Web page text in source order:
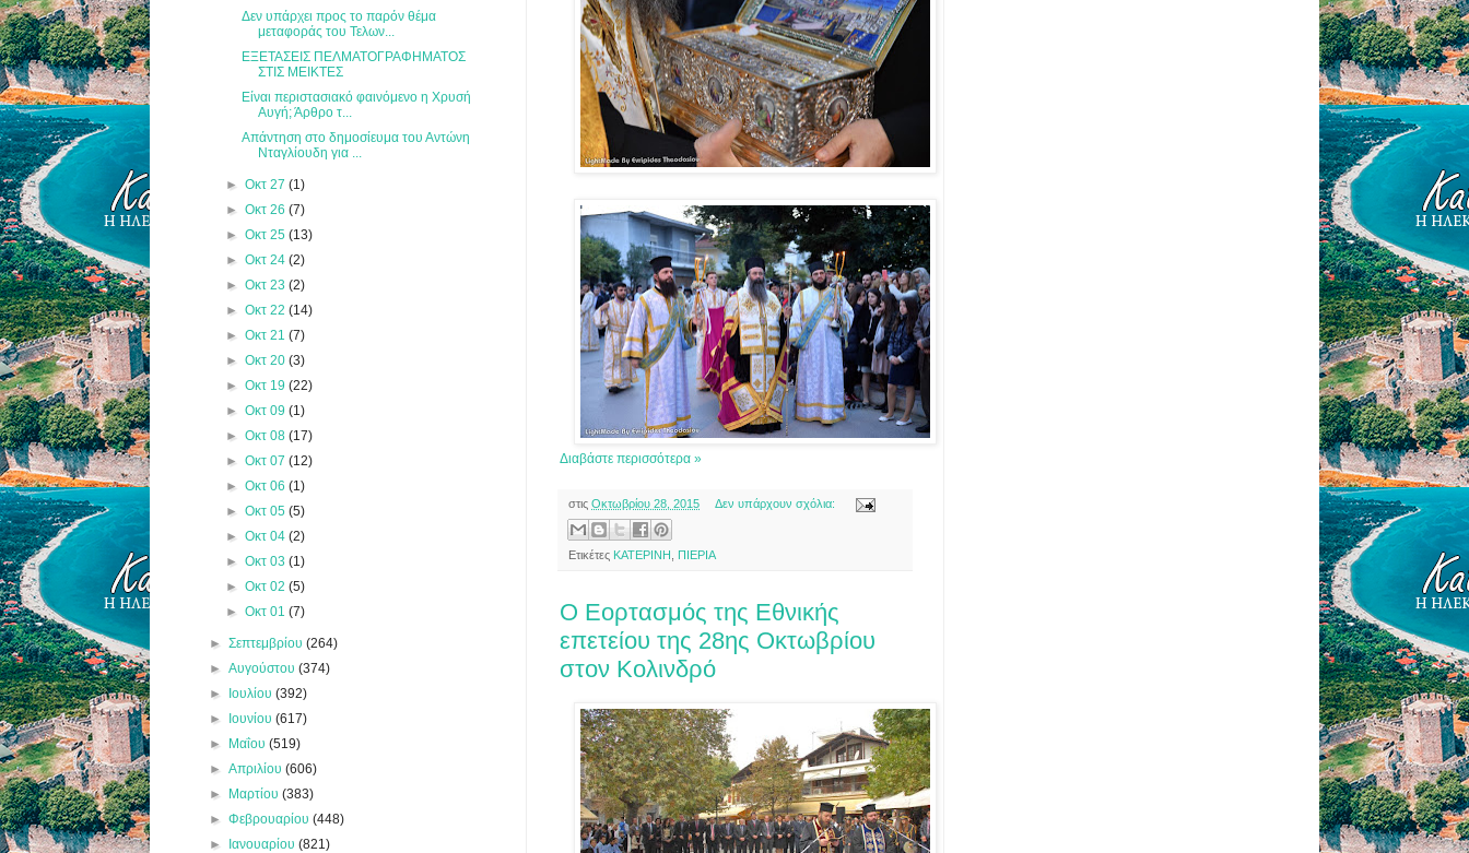
Διαβάστε περισσότερα »
στις Οκτωβρίου 28, 2015 Δεν υπάρχουν σχόλια:
Ετικέτες ΚΑΤΕΡΙΝΗ ΠΙΕΡΙΑ
Ο Εορτασμός της Εθνικής
επετείου της 28ης Οκτωβρίου
στον Κολινδρό
Δεν υπάρχει προς το παρόν θέμα
μεταφοράς του Τελων...
ΕΞΕΤΑΣΕΙΣ ΠΕΛΜΑΤΟΓΡΑΦΗΜΑΤΟΣ
ΣΤΙΣ ΜΕΙΚΤΕΣ
Είναι περιστασιακό φαινόμενο η Χρυσή
Αυγή; Άρθρο τ...
Απάντηση στο δημοσίευμα του Αντώνη
Νταγλίουδη για ...
► Οκτ 27 (1)
► Οκτ 26 (7)
► Οκτ 25 (13)
► Οκτ 24 (2)
► Οκτ 23 (2)
► Οκτ 22 (14)
► Οκτ 21 (7)
► Οκτ 20 (3)
► Οκτ 19 (22)
► Οκτ 09 (1)
► Οκτ 08 (17)
► Οκτ 07 (12)
► Οκτ 06 (1)
► Οκτ 05 (5)
► Οκτ 04 (2)
► Οκτ 03 (1)
► Οκτ 02 (5)
► Οκτ 01 (7)
►Σεπτεμβρίου(264)
►Αυγούστου(374)
► Ιουλίου(392)
► Ιουνίου(617)
► Μαΐου(519)
►Απριλίου(606)
► Μαρτίου(383)
►Φεβρουαρίου(448)
► Ιανουαρίου(821)